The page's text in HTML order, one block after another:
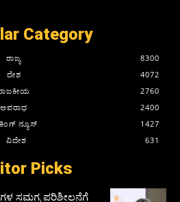
Category
ರಾಜ್ಯ
8300
ದೇಶ
4072
2760
ಅಪರಾಧ
2400
ನ್ಯೂಸ್
1427
ವಿದೇಶ
631
Picks
ಸಮಗ್ರ ಪರಿಶೀಲನೆಗೆ